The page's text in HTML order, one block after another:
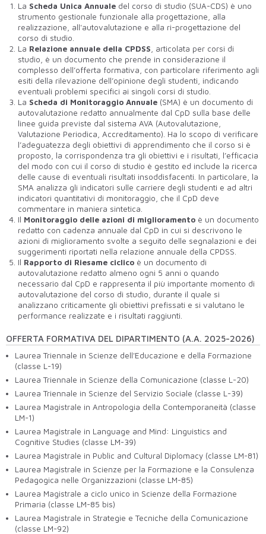
La Scheda Unica Annuale del corso di studio (SUA-CDS) è uno
strumento gestionale funzionale alla progettazione, alla
realizzazione, all'autovalutazione e alla ri-progettazione del
corso di studio.
La Relazione annuale della CPDSS , articolata per corsi di
studio, è un documento che prende in considerazione il
complesso dell’offerta formativa, con particolare riferimento agli
esiti della rilevazione dell’opinione degli studenti, indicando
eventuali problemi specifici ai singoli corsi di studio.
La Scheda di Monitoraggio Annuale (SMA) è un documento di
autovalutazione redatto annualmente dal CpD sulla base delle
linee guida previste dal sistema AVA (Autovalutazione,
Valutazione Periodica, Accreditamento). Ha lo scopo di verificare
l’adeguatezza degli obiettivi di apprendimento che il corso si è
proposto, la corrispondenza tra gli obiettivi e i risultati, l’efficacia
del modo con cui il corso di studio è gestito ed include la ricerca
delle cause di eventuali risultati insoddisfacenti. In particolare, la
SMA analizza gli indicatori sulle carriere degli studenti e ad altri
indicatori quantitativi di monitoraggio, che il CpD deve
commentare in maniera sintetica.
Il Monitoraggio delle azioni di miglioramento è un documento
redatto con cadenza annuale dal CpD in cui si descrivono le
azioni di miglioramento svolte a seguito delle segnalazioni e dei
suggerimenti riportati nella relazione annuale della CPDSS.
Il Rapporto di Riesame ciclico è un documento di
autovalutazione redatto almeno ogni 5 anni o quando
necessario dal CpD e rappresenta il più importante momento di
autovalutazione del corso di studio, durante il quale si
analizzano criticamente gli obiettivi prefissati e si valutano le
performance realizzate e i risultati raggiunti.
OFFERTA FORMATIVA DEL DIPARTIMENTO (A.A. 2025-2026)
Laurea Triennale in Scienze dell'Educazione e della Formazione
(classe L-19)
Laurea Triennale in Scienze della Comunicazione (classe L-20)
Laurea Triennale in Scienze del Servizio Sociale (classe L-39)
Laurea Magistrale in Antropologia della Contemporaneità (classe
LM-1)
Laurea Magistrale in Language and Mind: Linguistics and
Cognitive Studies (classe LM-39)
Laurea Magistrale in Public and Cultural Diplomacy (classe LM-81)
Laurea Magistrale in Scienze per la Formazione e la Consulenza
Pedagogica nelle Organizzazioni (classe LM-85)
Laurea Magistrale a ciclo unico in Scienze della Formazione
Primaria (classe LM-85 bis)
Laurea Magistrale in Strategie e Tecniche della Comunicazione
(classe LM-92)